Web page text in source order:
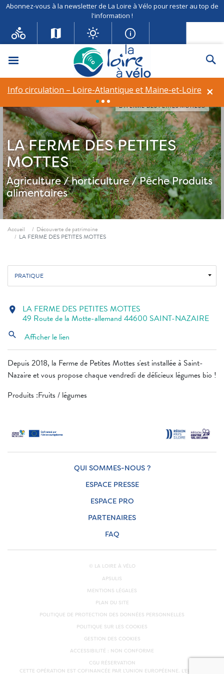
Abonnez-vous à la newsletter de La Loire à Vélo pour rester au top de
l'information !
Menu
×
Info circulation – Loire-Atlantique et Maine-et-Loire
LA FERME DES PETITES
MOTTES
Agriculture / horticulture / PêcheProduits
alimentaires
LA FERME DES PETITES MOTTES©
Fil d'ariane
Accueil
Découverte de patrimoine
LA FERME DES PETITES MOTTES
PRATIQUE
Depuis 2018, la Ferme de Petites Mottes s'est installée à Saint-
Nazaire et vous propose chaque vendredi de délicieux légumes bio !
Produits :Fruits / légumes
location_on LA FERME DES PETITES MOTTES
49 Route de la Motte-allemand 44600 SAINT-NAZAIRE
search Afficher le lien
QUI SOMMES-NOUS ?
ESPACE PRESSE
ESPACE PRO
PARTENAIRES
FAQ
© LA LOIRE À VÉLO
APSULIS
MENTIONS LÉGALES
PLAN DU SITE
POLITIQUE DE PROTECTION DES DONNÉES PERSONNELLES
POLITIQUE SUR LES COOKIES
GESTION DES COOKIES
ACCESSIBILITÉ : NON CONFORME
CGU RÉSERVATION
CETTE OPÉRATION EST COFINANCÉE PAR L’UNION EUROPÉENNE. L'EUROPE